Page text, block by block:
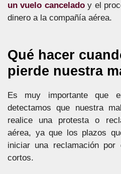
un vuelo canceladoy el
dinero a la compañía aérea.
Qué hacer
pierde nuestra
Es muy importante que
detectamos que nuestra
realice una protesta o
aérea, ya que los plazos
iniciar una reclamación
cortos.